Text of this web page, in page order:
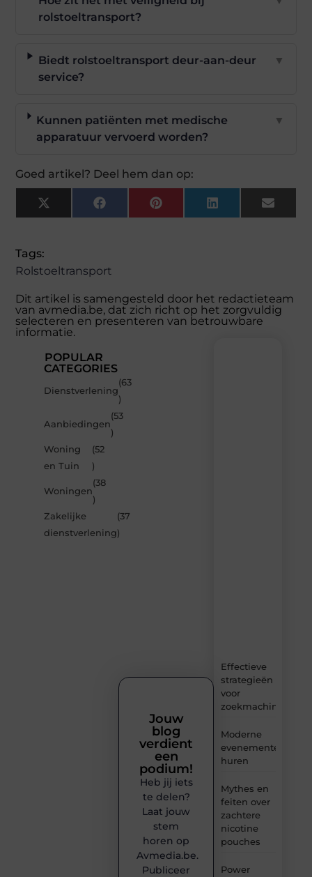
rolstoeltransport?
Biedt rolstoeltransport deur-aan-deur
service?
▼
Kunnen patiënten met medische
apparatuur vervoerd worden?
▼
Goed artikel? Deel hem dan op:
X
(Twitter)
FacebookPinterestLinkedIn Email
Tags:
Rolstoeltransport
Dit artikel is samengesteld door het redactieteam
van avmedia.be, dat zich richt op het zorgvuldig
selecteren en presenteren van betrouwbare
informatie.
POPULAR
CATEGORIES
Dienstverlening
(63
)
Aanbiedingen
(53
)
Woning
en Tuin
(52
)
Woningen
(38
)
Zakelijke
dienstverlening
(37
)
Effectieve
strategieën
voor
Moderne
evenementenvloer
huren
Mythes en
feiten over
zachtere
nicotine
pouches
Power
Jouw
blog
verdient
een
podium!
Heb jij iets
te delen?
Laat jouw
stem
horen op
Avmedia.be.
Publiceer